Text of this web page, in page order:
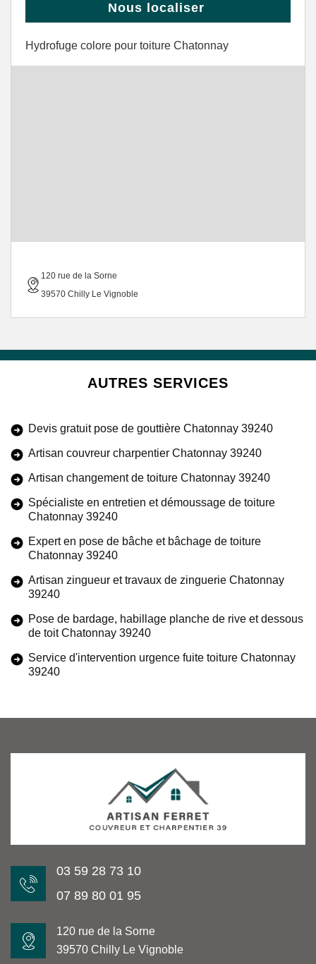
Nous localiser
Hydrofuge colore pour toiture Chatonnay
120 rue de la Sorne
39570 Chilly Le Vignoble
AUTRES SERVICES
Devis gratuit pose de gouttière Chatonnay 39240
Artisan couvreur charpentier Chatonnay 39240
Artisan changement de toiture Chatonnay 39240
Spécialiste en entretien et démoussage de toiture
Chatonnay 39240
Expert en pose de bâche et bâchage de toiture
Chatonnay 39240
Artisan zingueur et travaux de zinguerie Chatonnay
39240
Pose de bardage, habillage planche de rive et dessous
de toit Chatonnay 39240
Service d'intervention urgence fuite toiture Chatonnay
39240
03 59 28 73 10
07 89 80 01 95
120 rue de la Sorne
39570 Chilly Le Vignoble